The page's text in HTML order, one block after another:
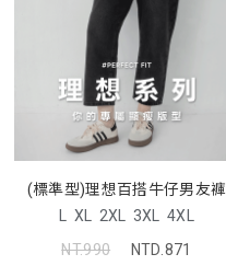
(標準型)理想百搭牛仔男友褲
L XL 2XL 3XL 4XL
NT.990
NTD.871